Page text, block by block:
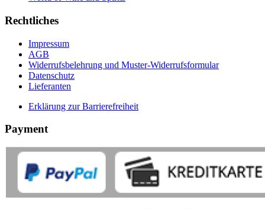
Rechtliches
Impressum
AGB
Widerrufsbelehrung und Muster-Widerrufsformular
Datenschutz
Lieferanten
Erklärung zur Barrierefreiheit
Payment